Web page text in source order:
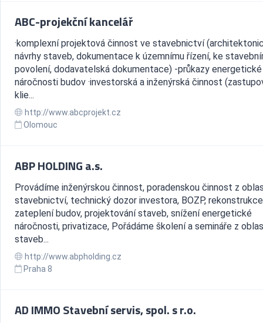
ABC-projekční kancelář
·komplexní projektová činnost ve stavebnictví
návrhy staveb, dokumentace k územnímu řízení, ke
povolení, dodavatelská dokumentace) -průkazy energetické
náročnosti budov ·investorská a inženýrská činnost
klie...
http://www.abcprojekt.cz
Olomouc
ABP HOLDING a.s.
Provádíme inženýrskou činnost, poradenskou činnost z
stavebnictví, technický dozor investora, BOZP,
zateplení budov, projektování staveb, snížení energetické
náročnosti, privatizace, Pořádáme školení a semináře z
staveb...
http://www.abpholding.cz
Praha 8
AD IMMO Stavební servis, spol. s r.o.